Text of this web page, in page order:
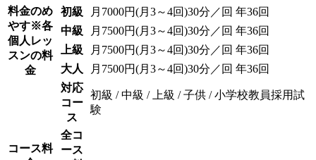
料金のめ
やす※各
個人レッ
スンの料
金
初級
月7000円(月3～4回)30分／回 年36回
中級
月7500円(月3～4回)30分／回 年36回
上級
月7500円(月3～4回)30分／回 年36回
大人
月7500円(月3～4回)30分／回 年36回
コース料
対応
コー
ス
初級 / 中級 / 上級 / 子供 / 小学校教員採用試
験
全コ
ース